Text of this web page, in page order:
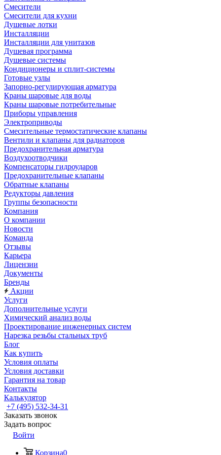
Смесители
Смесители для кухни
Душевые лотки
Инсталляции
Инсталляции для унитазов
Душевая программа
Душевые системы
Кондиционеры и сплит-системы
Готовые узлы
Запорно-регулирующая арматура
Краны шаровые для воды
Краны шаровые потребительные
Приборы управления
Электроприводы
Смесительные термостатические клапаны
Вентили и клапаны для радиаторов
Предохранительная арматура
Воздухоотводчики
Компенсаторы гидроударов
Предохранительные клапаны
Обратные клапаны
Редукторы давления
Группы безопасности
Компания
О компании
Новости
Команда
Отзывы
Карьера
Лицензии
Документы
Бренды
Акции
Услуги
Дополнительные услуги
Химический анализ воды
Проектирование инженерных систем
Нарезка резьбы стальных труб
Блог
Как купить
Условия оплаты
Условия доставки
Гарантия на товар
Контакты
Калькулятор
+7 (495) 532‑34‑31
Заказать звонок
Задать вопрос
Войти
Корзина0